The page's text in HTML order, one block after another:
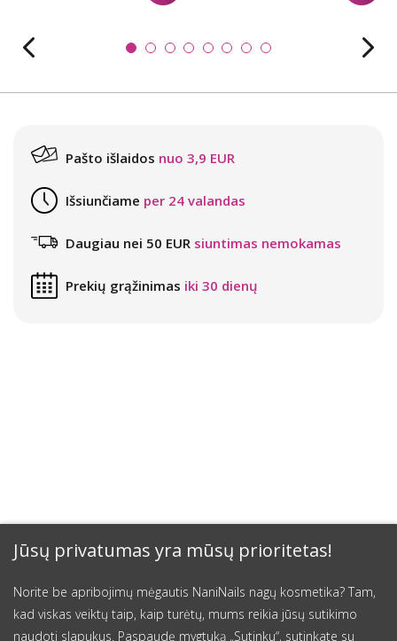
Jūsų privatumas yra mūsų prioritetas!
Norite be apribojimų mėgautis NaniNails nagų kosmetika? Tam,
kad viskas veiktų taip, kaip turėtų, mums reikia jūsų sutikimo
naudoti slapukus. Paspaudę mygtuką „Sutinku“, sutinkate su
Pašto išlaidos nuo 3,9 EUR
Išsiunčiame per 24 valandas
Daugiau nei 50 EUR siuntimas nemokamas
Prekių grąžinimas iki 30 dienų